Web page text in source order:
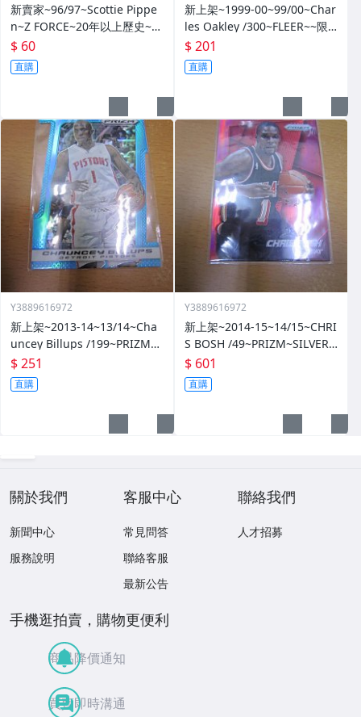
新賣家~96/97~Scottie Pippe
n~Z FORCE~20年以上歷史~無
限量~
$ 60
直購
新上架~1999-00~99/00~Char
les Oakley /300~FLEER~~限
量/300~1060114-1
$ 201
直購
Y3889616972
新上架~2013-14~13/14~Cha
uncey Billups /199~PRIZM~S
ILVER~藍亮~限量/199~10601
14-1
$ 251
直購
Y3889616972
新上架~2014-15~14/15~CHRI
S BOSH /49~PRIZM~SILVER~
紅亮~低限量/49~1060114-1
$ 601
直購
關於我們
新聞中心
服務說明
客服中心
常見問答
聯絡客服
最新公告
聯絡我們
人才招募
手機逛拍賣，購物更便利
商品降價通知
買賣即時溝通